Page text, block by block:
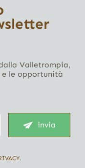
Valletrompia,
le opportunità
invia
.